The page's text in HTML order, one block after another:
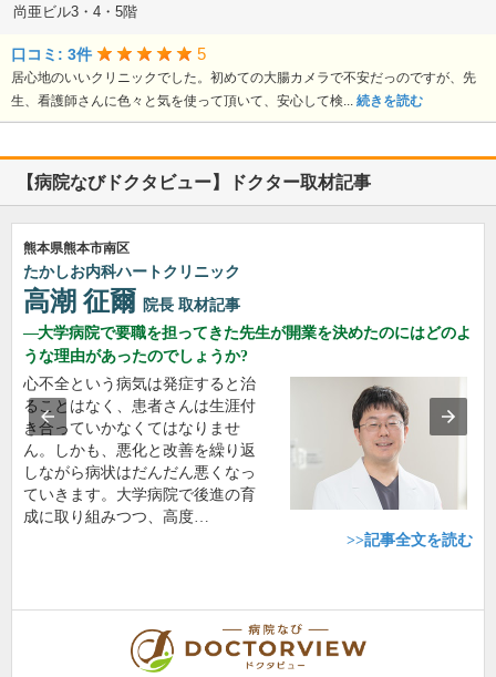
尚亜ビル3・4・5階
口コミ: 3件 5
居心地のいいクリニックでした。初めての大腸カメラで不安だっのですが、先
生、看護師さんに色々と気を使って頂いて、安心して検... 続きを読む
【病院なびドクタビュー】ドクター取材記事
熊本県熊本市南区
たかしお内科ハートクリニック
高潮 征爾 院長 取材記事
大学病院で要職を担ってきた先生が開業を決めたのにはどのよ
うな理由があったのでしょうか?
心不全という病気は発症すると治
ることはなく、患者さんは生涯付
き合っていかなくてはなりませ
ん。しかも、悪化と改善を繰り返
しながら病状はだんだん悪くなっ
ていきます。大学病院で後進の育
成に取り組みつつ、高度…
>>記事全文を読む